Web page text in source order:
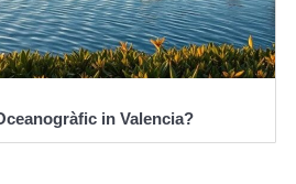
in Valencia?